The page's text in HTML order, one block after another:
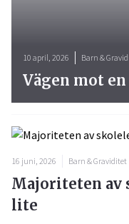
16 juni, 2026 Barn & Graviditet
Majoriteten av
lite
10 april, 2026 Barn &
Vägen mot